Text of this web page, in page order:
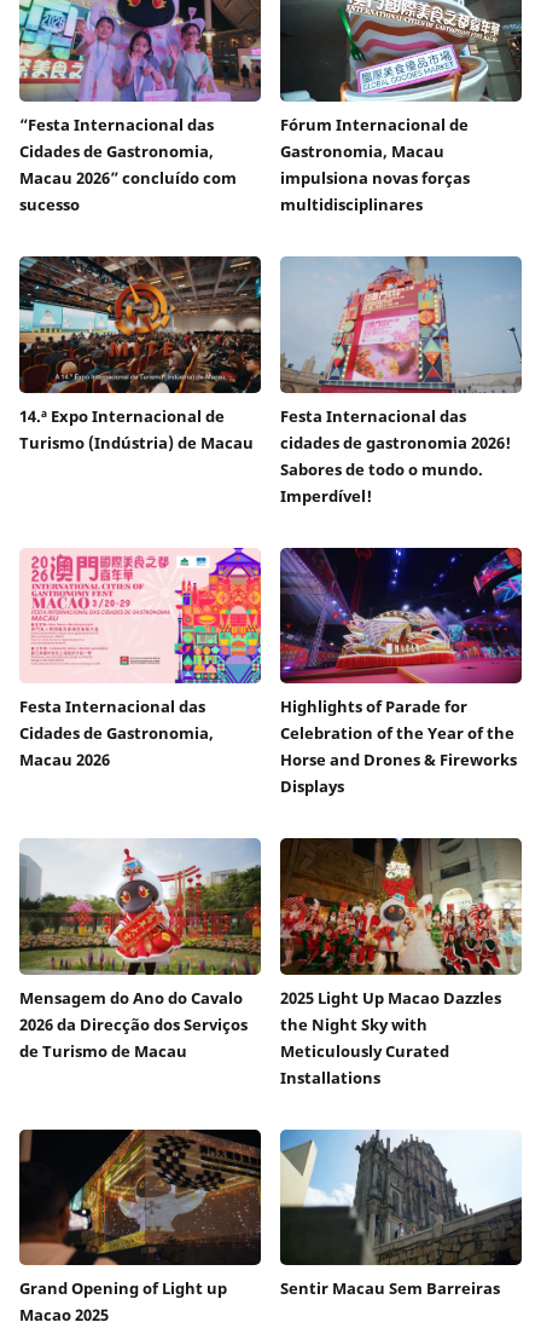
“Festa Internacional das
Cidades de Gastronomia,
Macau 2026” concluído com
sucesso
Fórum Internacional de
Gastronomia, Macau
impulsiona novas forças
multidisciplinares
14.ª Expo Internacional de
Turismo (Indústria) de Macau
Festa Internacional das
cidades de gastronomia 2026!
Sabores de todo o mundo.
Imperdível!
Festa Internacional das
Cidades de Gastronomia,
Macau 2026
Highlights of Parade for
Celebration of the Year of the
Horse and Drones & Fireworks
Displays
Mensagem do Ano do Cavalo
2026 da Direcção dos Serviços
de Turismo de Macau
2025 Light Up Macao Dazzles
the Night Sky with
Meticulously Curated
Installations
Grand Opening of Light up
Macao 2025
Sentir Macau Sem Barreiras